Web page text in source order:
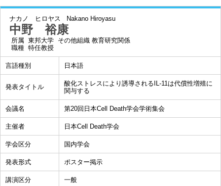
ナカノ ヒロヤス Nakano Hiroyasu
中野 裕康
所属 東邦大学 その他組織 教育研究関係
職種 特任教授
言語種別 日本語
発表タイトル
酸化ストレスにより誘導されるIL-11は代償性増殖に
関与する
会議名 第20回日本Cell Death学会学術集会
主催者 日本Cell Death学会
学会区分 国内学会
発表形式 ポスター掲示
講演区分 一般